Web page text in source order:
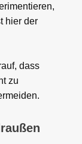
hier der
dass
zu